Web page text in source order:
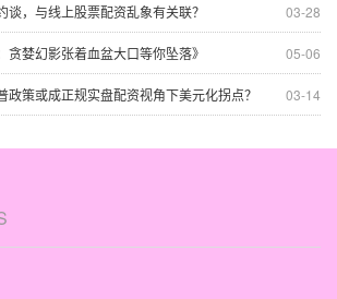
03-28
谈，与线上股票配资乱象有关联？
05-06
贪婪幻影张着血盆大口等你坠落》
03-14
政策或成正规实盘配资视角下美元化拐点？